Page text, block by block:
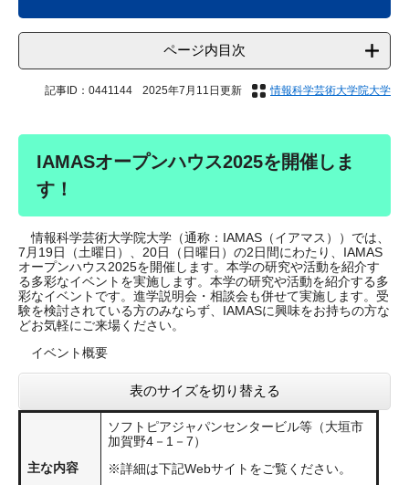
ページ内目次
記事ID：0441144 2025年7月11日更新 情報科学芸術大学院大学
IAMASオープンハウス2025を開催しま
す！
情報科学芸術大学院大学（通称：IAMAS（イアマス））では、
7月19日（土曜日）、20日（日曜日）の2日間にわたり、IAMAS
オープンハウス2025を開催します。本学の研究や活動を紹介す
る多彩なイベントを実施します。本学の研究や活動を紹介する多
彩なイベントです。進学説明会・相談会も併せて実施します。受
験を検討されている方のみならず、IAMASに興味をお持ちの方な
どお気軽にご来場ください。
イベント概要
表のサイズを切り替える
主な内容
ソフトピアジャパンセンタービル等（大垣市
加賀野4－1－7）
※詳細は下記Webサイトをご覧ください。